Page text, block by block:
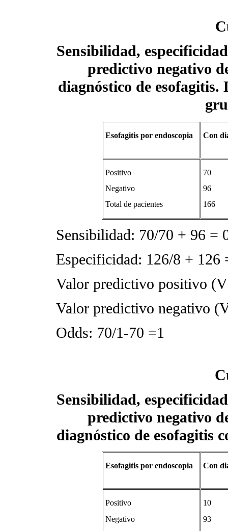
Sensibilidad,
predictivo negativo
diagnóstico de esofagitis.
Esofagitis por endoscopia Con
Positivo
Negativo
Total de pacientes
70
96
166
Sensibilidad: 70/70 + 96 =
Especificidad: 126/8 + 126
Valor predictivo positivo
Valor predictivo negativo
Odds: 70/1-70 =1
Sensibilidad,
predictivo negativo
diagnóstico de esofagitis
Esofagitis por endoscopia Con
Positivo
Negativo
10
93